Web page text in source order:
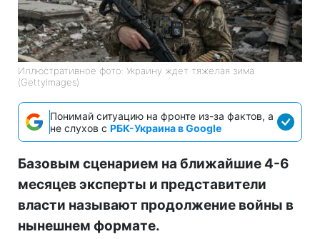
Иллюстративное фото: Украину ждет тяжелая зима
(GettyImages)
Понимай ситуацию на фронте из-за фактов, а
не слухов с РБК-Украина в Google
Базовым сценарием на ближайшие 4-6
месяцев эксперты и представители
власти называют продолжение войны в
нынешнем формате.